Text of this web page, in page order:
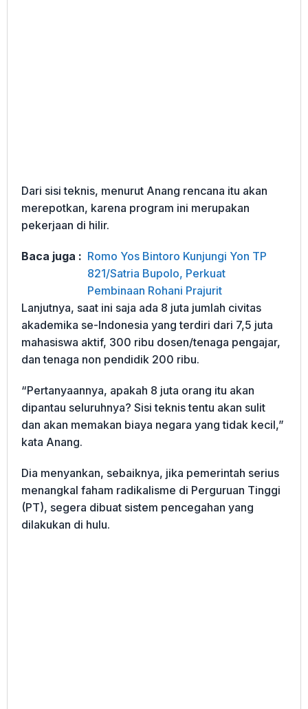
Dari sisi teknis, menurut Anang rencana itu akan
merepotkan, karena program ini merupakan
pekerjaan di hilir.
Baca juga : Romo Yos Bintoro Kunjungi Yon TP
821/Satria Bupolo, Perkuat
Pembinaan Rohani Prajurit
Lanjutnya, saat ini saja ada 8 juta jumlah civitas
akademika se-Indonesia yang terdiri dari 7,5 juta
mahasiswa aktif, 300 ribu dosen/tenaga pengajar,
dan tenaga non pendidik 200 ribu.
“Pertanyaannya, apakah 8 juta orang itu akan
dipantau seluruhnya? Sisi teknis tentu akan sulit
dan akan memakan biaya negara yang tidak kecil,”
kata Anang.
Dia menyankan, sebaiknya, jika pemerintah serius
menangkal faham radikalisme di Perguruan Tinggi
(PT), segera dibuat sistem pencegahan yang
dilakukan di hulu.